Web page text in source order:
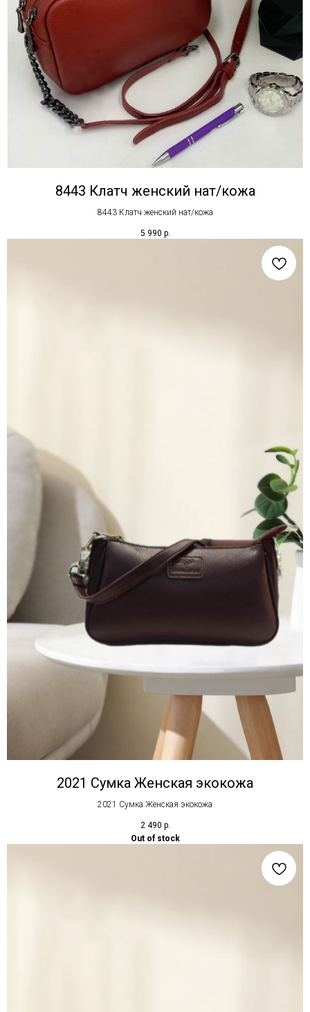
8443 Клатч женский нат/кожа
8443 Клатч женский нат/кожа
5 990 р.
2021 Сумка Женская экокожа
2021 Сумка Женская экокожа
2 490 р.
Out of stock